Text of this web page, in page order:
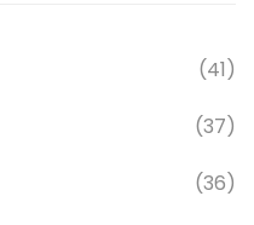
(41)
(37)
(36)